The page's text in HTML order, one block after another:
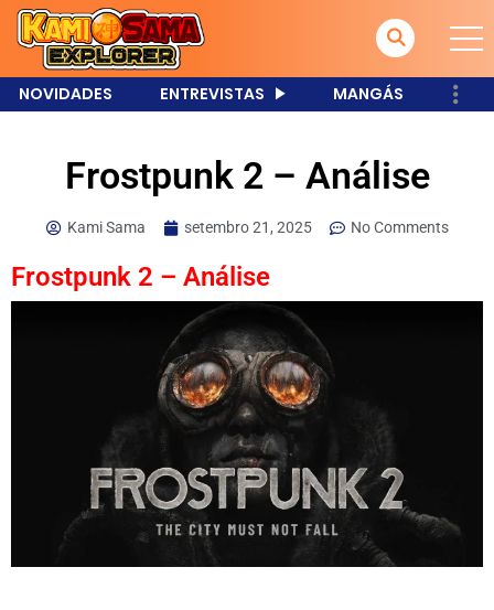
NOVIDADES ENTREVISTAS MANGÁS
Frostpunk 2 – Análise
Kami Sama setembro 21, 2025 No Comments
Frostpunk 2 – Análise